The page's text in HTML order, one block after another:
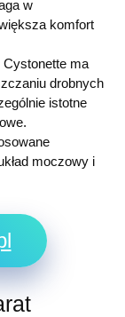
w
komfort
Cystonette ma
drobnych
istotne
moczowy i